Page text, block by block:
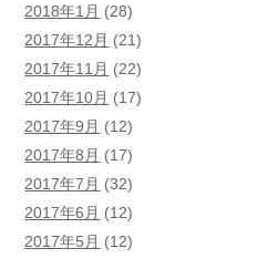
2018年1月 (28)
2017年12月 (21)
2017年11月 (22)
2017年10月 (17)
2017年9月 (12)
2017年8月 (17)
2017年7月 (32)
2017年6月 (12)
2017年5月 (12)